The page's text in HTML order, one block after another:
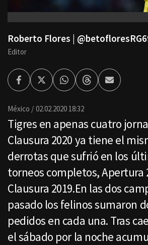
Roberto Flores |
Editor
FacebookTwitterWhatsappThreadsEnviar
por
México 02.02.2020 18:32
Tigres en apenas cuatro
Clausura 2020 ya tiene el
derrotas que sufrió en los
torneos completos, Apertura
Clausura 2019.En las dos
pasado los felinos sumaron
pedidos en cada una. Tras
el sábado por la noche